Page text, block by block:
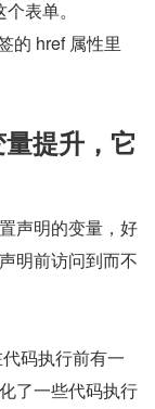
表单。
的 href 属性里
提升，它
声明的变量，好
明前访问到而不
码执行前有一
了一些代码执行